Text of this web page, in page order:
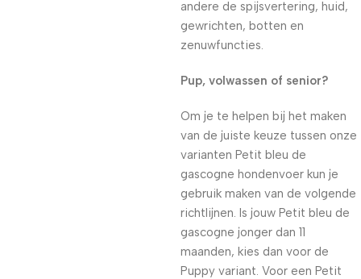
andere de spijsvertering, huid,
gewrichten, botten en
zenuwfuncties.
Pup, volwassen of senior?
Om je te helpen bij het maken
van de juiste keuze tussen onze
varianten Petit bleu de
gascogne hondenvoer kun je
gebruik maken van de volgende
richtlijnen. Is jouw Petit bleu de
gascogne jonger dan 11
maanden, kies dan voor de
Puppy variant. Voor een Petit